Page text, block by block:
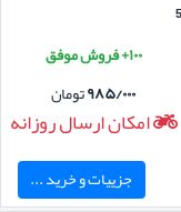
۱۰۰+ فروش موفق
۹۸۵/۰۰۰تومان
امکان ارسال روزانه
جزییات و خرید ...